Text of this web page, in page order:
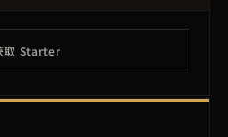
取 Starter